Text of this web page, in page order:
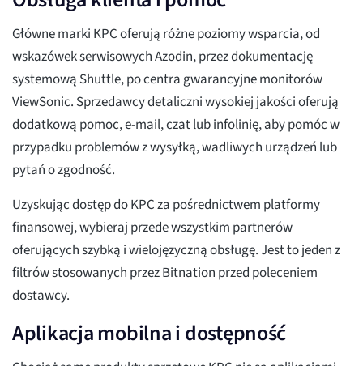
Główne marki KPC oferują różne poziomy wsparcia, od
wskazówek serwisowych Azodin, przez dokumentację
systemową Shuttle, po centra gwarancyjne monitorów
ViewSonic. Sprzedawcy detaliczni wysokiej jakości oferują
dodatkową pomoc, e-mail, czat lub infolinię, aby pomóc w
przypadku problemów z wysyłką, wadliwych urządzeń lub
pytań o zgodność.
Uzyskując dostęp do KPC za pośrednictwem platformy
finansowej, wybieraj przede wszystkim partnerów
oferujących szybką i wielojęzyczną obsługę. Jest to jeden z
filtrów stosowanych przez Bitnation przed poleceniem
dostawcy.
Aplikacja mobilna i dostępność